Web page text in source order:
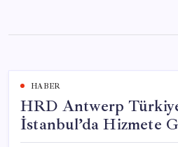
content
HABER
HRD Antwerp
İstanbul’da Hizmete